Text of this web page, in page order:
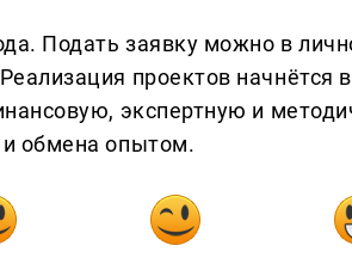
Подать заявку можно в
проектов начнётся в
экспертную и
обмена опытом.